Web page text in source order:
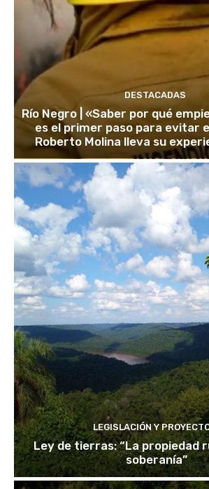
DESTACADAS
Río Negro | «Saber por qué
es el primer paso para evitar
Roberto Molina lleva su
LEGISLACIÓN Y
Ley de tierras: “La propiedad
soberanía”